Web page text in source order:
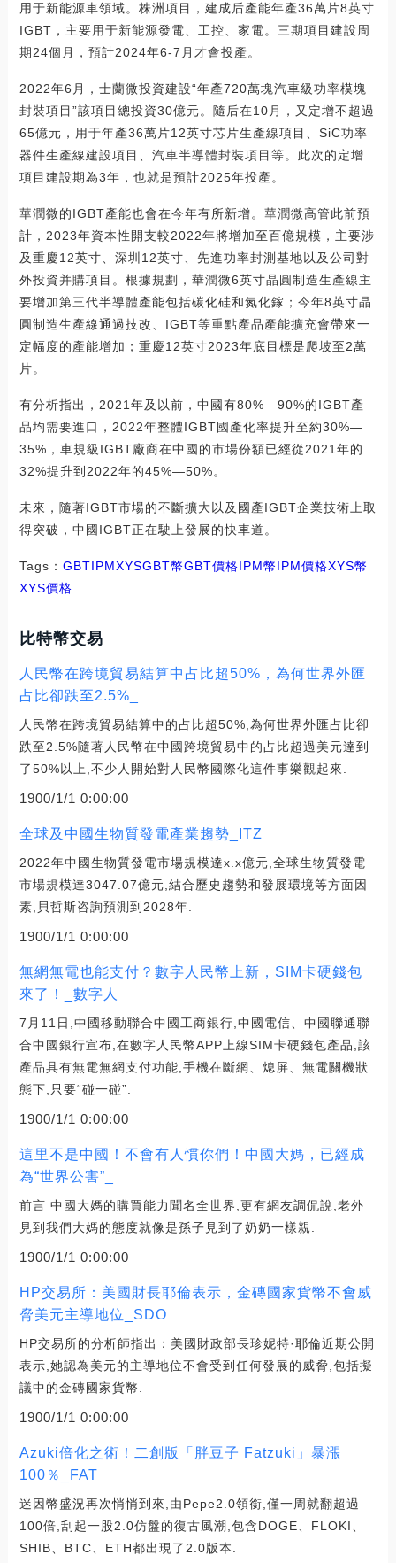
用于新能源車領域。株洲項目，建成后產能年產36萬片8英寸
IGBT，主要用于新能源發電、工控、家電。三期項目建設周
期24個月，預計2024年6-7月才會投產。
2022年6月，士蘭微投資建設“年產720萬塊汽車級功率模塊
封裝項目”該項目總投資30億元。隨后在10月，又定增不超過
65億元，用于年產36萬片12英寸芯片生產線項目、SiC功率
器件生產線建設項目、汽車半導體封裝項目等。此次的定增
項目建設期為3年，也就是預計2025年投產。
華潤微的IGBT產能也會在今年有所新增。華潤微高管此前預
計，2023年資本性開支較2022年將增加至百億規模，主要涉
及重慶12英寸、深圳12英寸、先進功率封測基地以及公司對
外投資并購項目。根據規劃，華潤微6英寸晶圓制造生產線主
要增加第三代半導體產能包括碳化硅和氮化鎵；今年8英寸晶
圓制造生產線通過技改、IGBT等重點產品產能擴充會帶來一
定幅度的產能增加；重慶12英寸2023年底目標是爬坡至2萬
片。
有分析指出，2021年及以前，中國有80%—90%的IGBT產
品均需要進口，2022年整體IGBT國產化率提升至約30%—
35%，車規級IGBT廠商在中國的市場份額已經從2021年的
32%提升到2022年的45%—50%。
未來，隨著IGBT市場的不斷擴大以及國產IGBT企業技術上取
得突破，中國IGBT正在駛上發展的快車道。
Tags： GBTIPMXYSGBT幣GBT價格IPM幣IPM價格XYS幣
XYS價格
比特幣交易
人民幣在跨境貿易結算中占比超50%，為何世界外匯
占比卻跌至2.5%_
人民幣在跨境貿易結算中的占比超50%,為何世界外匯占比卻
跌至2.5%隨著人民幣在中國跨境貿易中的占比超過美元達到
了50%以上,不少人開始對人民幣國際化這件事樂觀起來.
1900/1/1 0:00:00
全球及中國生物質發電產業趨勢_ITZ
2022年中國生物質發電市場規模達x.x億元,全球生物質發電
市場規模達3047.07億元,結合歷史趨勢和發展環境等方面因
素,貝哲斯咨詢預測到2028年.
1900/1/1 0:00:00
無網無電也能支付？數字人民幣上新，SIM卡硬錢包
來了！_數字人
7月11日,中國移動聯合中國工商銀行,中國電信、中國聯通聯
合中國銀行宣布,在數字人民幣APP上線SIM卡硬錢包產品,該
產品具有無電無網支付功能,手機在斷網、熄屏、無電關機狀
態下,只要“碰一碰”.
1900/1/1 0:00:00
這里不是中國！不會有人慣你們！中國大媽，已經成
為“世界公害”_
前言 中國大媽的購買能力聞名全世界,更有網友調侃說,老外
見到我們大媽的態度就像是孫子見到了奶奶一樣親.
1900/1/1 0:00:00
HP交易所：美國財長耶倫表示，金磚國家貨幣不會威
脅美元主導地位_SDO
HP交易所的分析師指出：美國財政部長珍妮特·耶倫近期公開
表示,她認為美元的主導地位不會受到任何發展的威脅,包括擬
議中的金磚國家貨幣.
1900/1/1 0:00:00
Azuki倍化之術！二創版「胖豆子 Fatzuki」暴漲
100％_FAT
迷因幣盛況再次悄悄到來,由Pepe2.0領銜,僅一周就翻超過
100倍,刮起一股2.0仿盤的復古風潮,包含DOGE、FLOKI、
SHIB、BTC、ETH都出現了2.0版本.